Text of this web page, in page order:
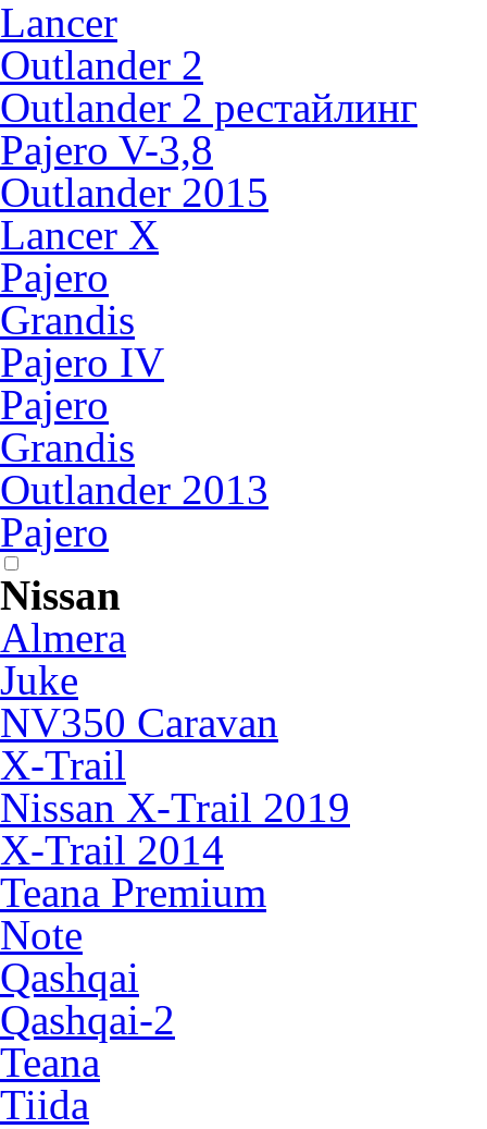
Lancer
Outlander 2
Outlander 2 рестайлинг
Pajero V-3,8
Outlander 2015
Lancer X
Pajero
Grandis
Pajero IV
Pajero
Grandis
Outlander 2013
Pajero
Nissan
Almera
Juke
NV350 Caravan
X-Trail
Nissan X-Trail 2019
X-Trail 2014
Teana Premium
Note
Qashqai
Qashqai-2
Teana
Tiida